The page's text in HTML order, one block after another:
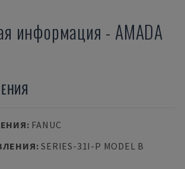
информация - AMADA
: FANUC
:SERIES-31I-P MODEL B